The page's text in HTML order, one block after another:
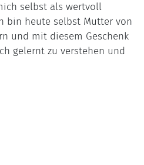
selbst als wertvoll
bin heute selbst Mutter von
und mit diesem Geschenk
gelernt zu verstehen und